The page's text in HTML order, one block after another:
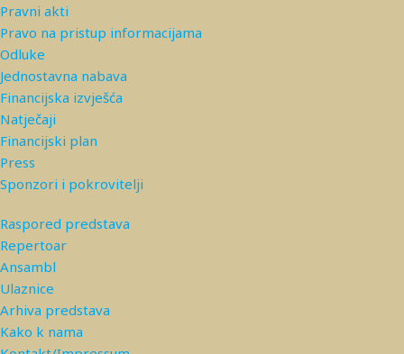
Pravni akti
Pravo na pristup informacijama
Odluke
Jednostavna nabava
Financijska izvješća
Natječaji
Financijski plan
Press
Sponzori i pokrovitelji
Raspored predstava
Repertoar
Ansambl
Ulaznice
Arhiva predstava
Kako k nama